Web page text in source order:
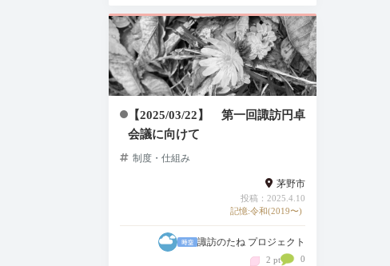
【2025/03/22】 第一回諏訪円卓
会議に向けて
制度・仕組み
茅野市
投稿：2025.4.10
記憶:令和(2019〜)
諏訪のたね プロジェクト
2 pt 0